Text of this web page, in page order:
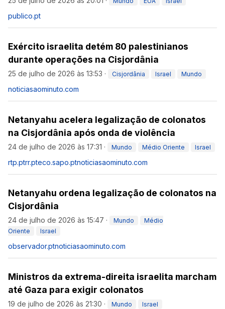
publico.pt
Exército israelita detém 80 palestinianos
durante operações na Cisjordânia
25 de julho de 2026 às 13:53 · Cisjordânia Israel Mundo
noticiasaominuto.com
Netanyahu acelera legalização de colonatos
na Cisjordânia após onda de violência
24 de julho de 2026 às 17:31 · Mundo Médio Oriente Israel
rtp.ptrr.pteco.sapo.ptnoticiasaominuto.com
Netanyahu ordena legalização de colonatos na
Cisjordânia
24 de julho de 2026 às 15:47 · Mundo
Médio
Oriente
Israel
observador.ptnoticiasaominuto.com
Ministros da extrema-direita israelita marcham
até Gaza para exigir colonatos
19 de julho de 2026 às 21:30 · Mundo Israel